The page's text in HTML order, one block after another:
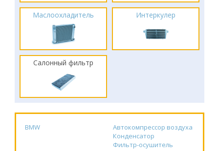
Маслоохладитель Интеркулер
Салонный фильтр
BMW
Автокомпрессор воздуха
Конденсатор
Фильтр-осушитель